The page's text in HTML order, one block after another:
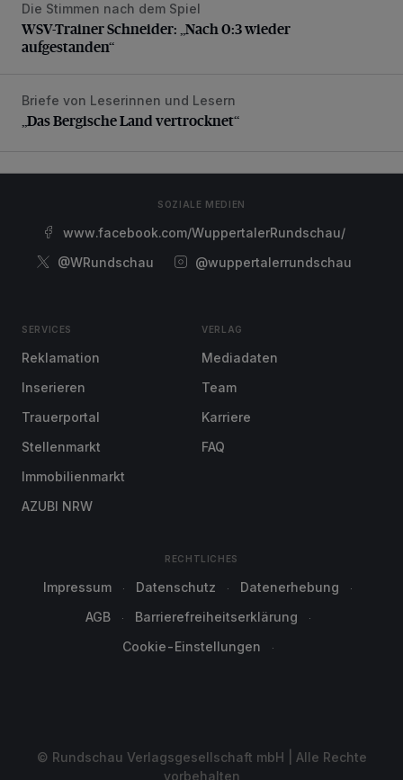
WSV-Trainer Schneider: „Nach 0:3 wieder aufgestanden“
Die Stimmen nach dem Spiel
WSV-Trainer Schneider: „Nach 0:3 wieder
aufgestanden“
„Das Bergische Land vertrocknet“
Briefe von Leserinnen und Lesern
„Das Bergische Land vertrocknet“
SOZIALE MEDIEN
www.facebook.com/WuppertalerRundschau/
@WRundschau
@wuppertalerrundschau
SERVICES
Reklamation
Inserieren
Trauerportal
Stellenmarkt
Immobilienmarkt
AZUBI NRW
VERLAG
Mediadaten
Team
Karriere
FAQ
RECHTLICHES
Impressum Datenschutz
Datenerhebung
AGB
Barrierefreiheitserklärung
Cookie-Einstellungen
© Rundschau Verlagsgesellschaft mbH | Alle Rechte
vorbehalten